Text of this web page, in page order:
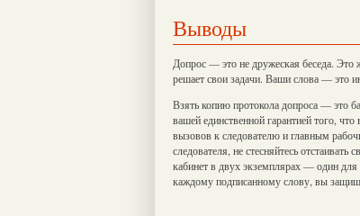
Выводы
Допрос — это не дружеская беседа. Это
решает свои задачи. Ваши слова — это
Взять копию протокола допроса — это
вашей единственной гарантией того,
вызовов к следователю и главным
следователя, не стесняйтесь
кабинет в двух экземплярах — один для
каждому подписанному слову, вы